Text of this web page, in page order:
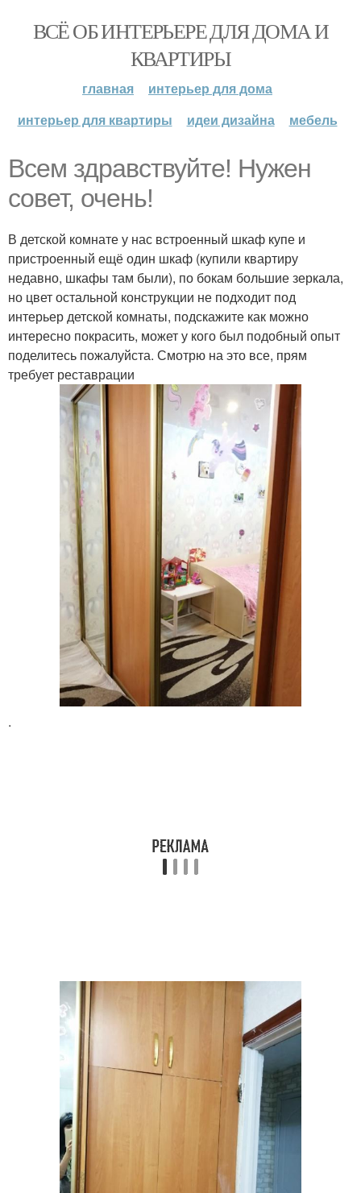
ВСЁ ОБ ИНТЕРЬЕРЕ ДЛЯ ДОМА И
КВАРТИРЫ
главная
интерьер для дома
интерьер для квартиры
идеи дизайна мебель
Всем здравствуйте! Нужен
совет, очень!
В детской комнате у нас встроенный шкаф купе и
пристроенный ещё один шкаф (купили квартиру
недавно, шкафы там были), по бокам большие зеркала,
но цвет остальной конструкции не подходит под
интерьер детской комнаты, подскажите как можно
интересно покрасить, может у кого был подобный опыт
поделитесь пожалуйста. Смотрю на это все, прям
требует реставрации
.